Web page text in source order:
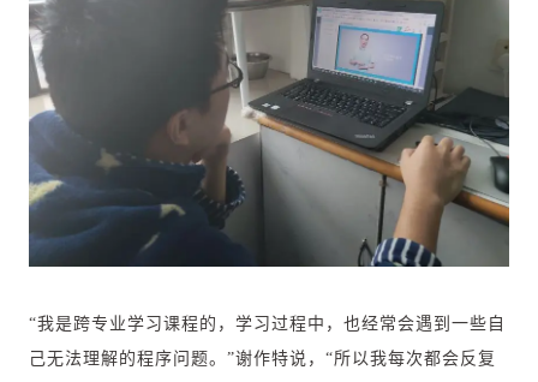
“我是跨专业学习课程的，学习过程中，也经常会遇到一些自
己无法理解的程序问题。”谢作特说，“所以我每次都会反复